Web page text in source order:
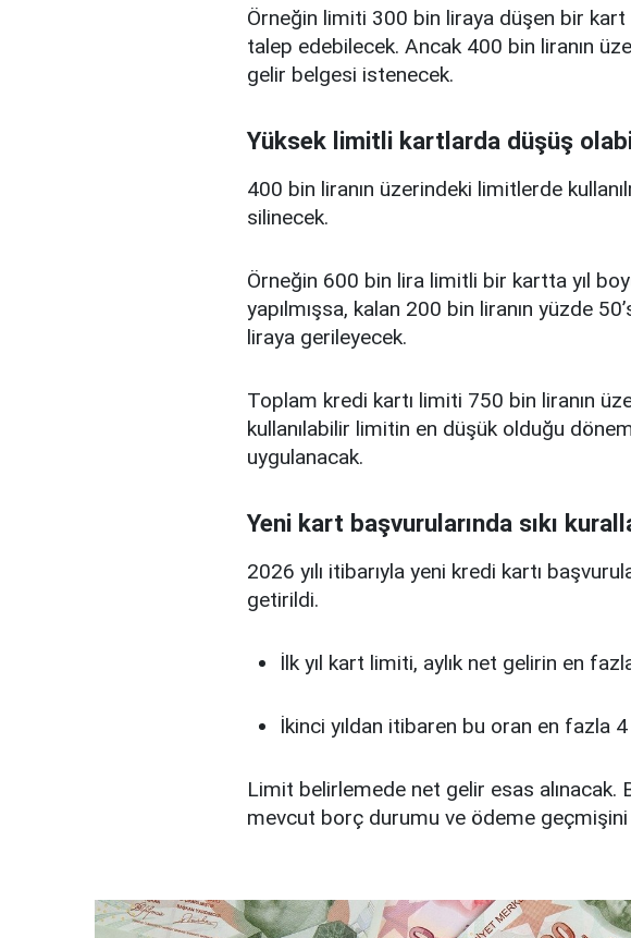
Örneğin limiti 300 bin liraya düşen bir
talep edebilecek. Ancak 400 bin liranın
gelir belgesi istenecek.
Yüksek limitli kartlarda düşüş
400 bin liranın üzerindeki limitlerde
silinecek.
Örneğin 600 bin lira limitli bir kartta yıl
yapılmışsa, kalan 200 bin liranın yüzde
liraya gerileyecek.
Toplam kredi kartı limiti 750 bin liranın
kullanılabilir limitin en düşük olduğu
uygulanacak.
Yeni kart başvurularında sıkı
2026 yılı itibarıyla yeni kredi kartı
getirildi.
İlk yıl kart limiti, aylık net gelirin en
İkinci yıldan itibaren bu oran en fazla 4
Limit belirlemede net gelir esas alınacak.
mevcut borç durumu ve ödeme